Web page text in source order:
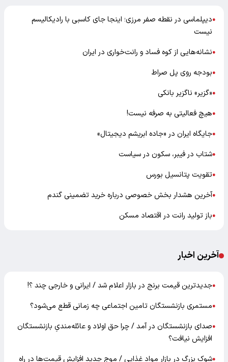
●دیپلماسی در نقطه صفر مرزی؛ اینجا جای کاسبی با رادیکالیسم
نیست
●نشانه‌هایی از کوه فساد و رانت‌خواری در ایران
●بودجه روی پل صراط
●«گزیر» ناگزیر بانکی
●هیچ فعالیتی به صرفه نیست!
●جایگاه ایران در «جاده ابریشم دیجیتال»
●شتاب در فیبر، سکون در سیاست
●تقویت پتانسیل بورس
●آخرین هشدار بخش خصوصی درباره خرید تضمینی گندم
●باز تولید رانت در اقتصاد مسکن
آخرین اخبار
●جدیدترین قیمت برنج در بازار اعلام شد / ایرانی و خارجی چند ؟!
●مستمری بازنشستگان تامین اجتماعی چه زمانی قطع می‌شود؟
●صدای بازنشستگان در آمد / چرا حق اولاد و عائله‌مندیِ بازنشستگان
افزایش نیافت؟
●شوک بزرگ در بازار مواد غذایی / موج جدید افزایش قیمت‌ها در راه